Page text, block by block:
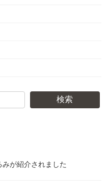
検索
が紹介されました